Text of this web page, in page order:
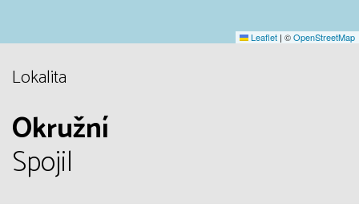
Leaflet | ©OpenStreetMap
Lokalita
Okružní
Spojil